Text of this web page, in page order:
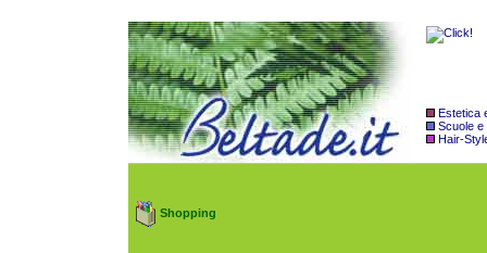
Estetica
Scuole e
Hair-
Shopping